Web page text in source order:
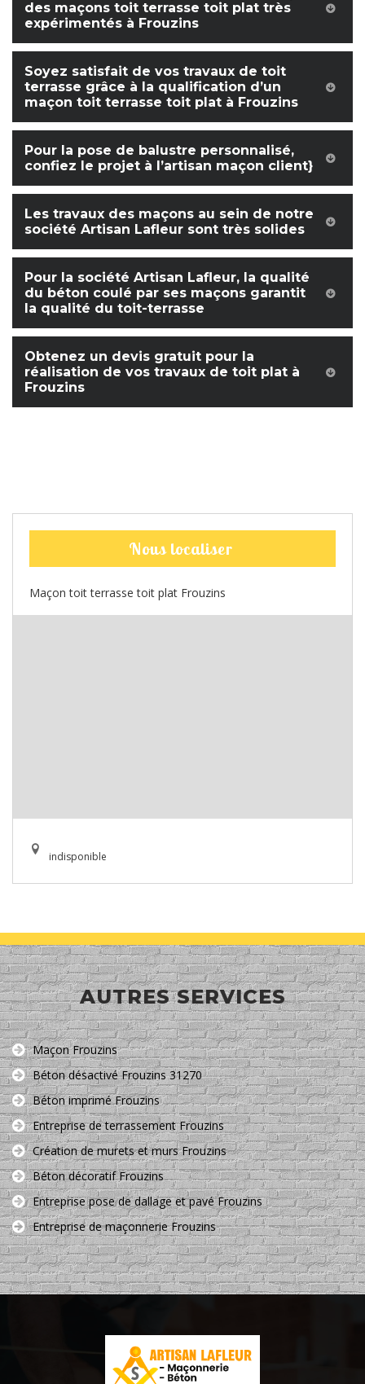
des maçons toit terrasse toit plat très
expérimentés à Frouzins
Soyez satisfait de vos travaux de toit
terrasse grâce à la qualification d’un
maçon toit terrasse toit plat à Frouzins
Pour la pose de balustre personnalisé,
confiez le projet à l’artisan maçon client}
Les travaux des maçons au sein de notre
société Artisan Lafleur sont très solides
Pour la société Artisan Lafleur, la qualité
du béton coulé par ses maçons garantit
la qualité du toit-terrasse
Obtenez un devis gratuit pour la
réalisation de vos travaux de toit plat à
Frouzins
Nous localiser
Maçon toit terrasse toit plat Frouzins
indisponible
AUTRES SERVICES
Maçon Frouzins
Béton désactivé Frouzins 31270
Béton imprimé Frouzins
Entreprise de terrassement Frouzins
Création de murets et murs Frouzins
Béton décoratif Frouzins
Entreprise pose de dallage et pavé Frouzins
Entreprise de maçonnerie Frouzins